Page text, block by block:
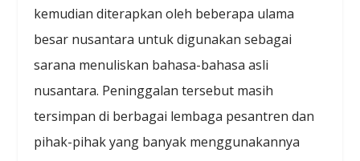
kemudian diterapkan oleh beberapa ulama
besar nusantara untuk digunakan sebagai
sarana menuliskan bahasa-bahasa asli
nusantara. Peninggalan tersebut masih
tersimpan di berbagai lembaga pesantren dan
pihak-pihak yang banyak menggunakannya